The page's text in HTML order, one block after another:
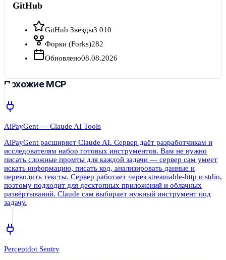
GitHub
GitHub Звёзды3 010
Форки (Forks)282
Обновлено08.08.2026
Похожие MCP
AiPayGent — Claude AI Tools
AiPayGent расширяет Claude AI. Сервер даёт разработчикам и
исследователям набор готовых инструментов. Вам не нужно
писать сложные промты для каждой задачи — сервер сам умеет
искать информацию, писать код, анализировать данные и
переводить тексты. Сервер работает через streamable-http и stdio,
поэтому подходит для десктопных приложений и облачных
развёртываний. Claude сам выбирает нужный инструмент под
задачу.
Perceptdot Sentry